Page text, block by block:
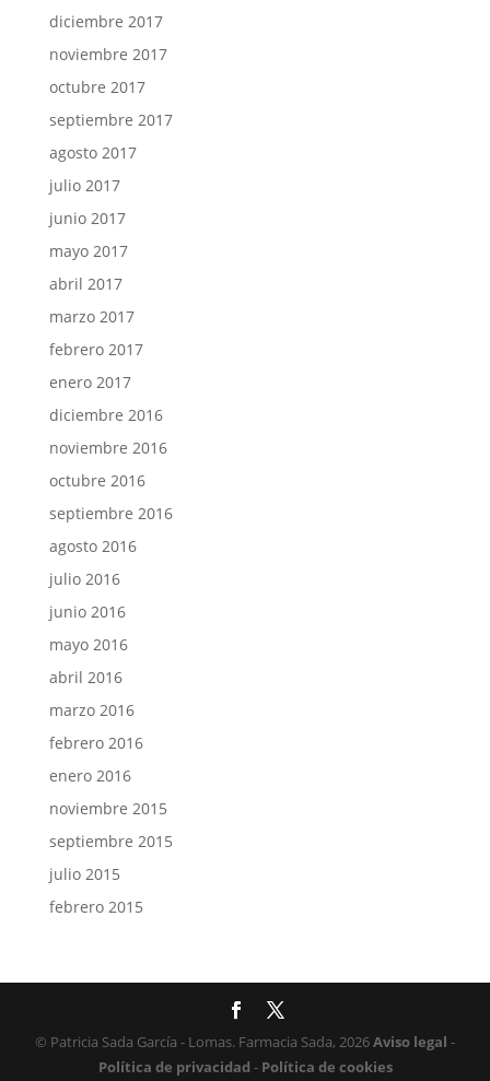
diciembre 2017
noviembre 2017
octubre 2017
septiembre 2017
agosto 2017
julio 2017
junio 2017
mayo 2017
abril 2017
marzo 2017
febrero 2017
enero 2017
diciembre 2016
noviembre 2016
octubre 2016
septiembre 2016
agosto 2016
julio 2016
junio 2016
mayo 2016
abril 2016
marzo 2016
febrero 2016
enero 2016
noviembre 2015
septiembre 2015
julio 2015
febrero 2015
© Patricia Sada García - Lomas. Farmacia Sada, 2026Aviso legal -
Política de privacidad -Política de cookies